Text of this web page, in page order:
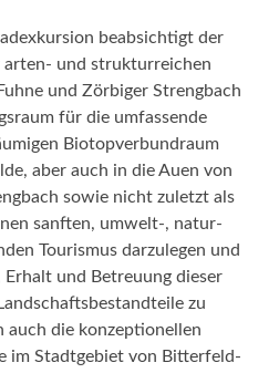
beabsichtigt der
arten- und strukturreichen
und Zörbiger Strengbach
für die umfassende
Biotopverbundraum
aber auch in die Auen von
sowie nicht zuletzt als
sanften, umwelt-, natur-
Tourismus darzulegen und
Erhalt und Betreuung dieser
zu
auch die konzeptionellen
im Stadtgebiet von Bitterfeld-